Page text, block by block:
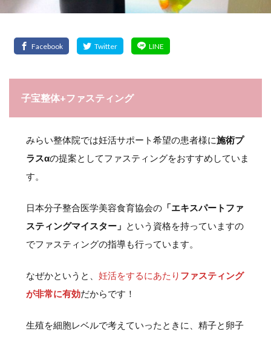
子宝整体+ファスティング
みらい整体院では妊活サポート希望の患者様に施術プ
ラスαの提案としてファスティングをおすすめしていま
す。
日本分子整合医学美容食育協会の 「エキスパートファ
スティングマイスター」 という資格を持っていますの
でファスティングの指導も行っています。
なぜかというと、 妊活をするにあたり ファスティング
が非常に有効だからです！
生殖を細胞レベルで考えていったときに、精子と卵子